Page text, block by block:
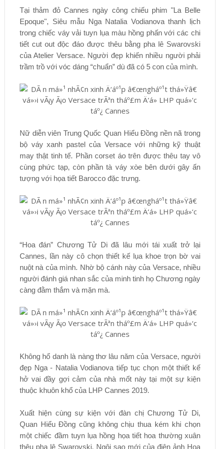
Tại thảm đỏ Cannes ngày công chiếu phim "La Belle
Epoque", Siêu mẫu Nga Natalia Vodianova thanh lịch
trong chiếc váy vải tuyn lụa màu hồng phấn với các chi
tiết cut out độc đáo được thêu bằng pha lê Swarovski
của Atelier Versace. Người đẹp khiến nhiều người phải
trầm trồ với vóc dáng “chuẩn” dù đã có 5 con của mình.
Nữ diễn viên Trung Quốc Quan Hiểu Đồng nền nã trong
bộ váy xanh pastel của Versace với những kỹ thuật
may thật tinh tế. Phần corset áo trên được thêu tay vô
cùng phức tạp, còn phần tà váy xòe bên dưới gây ấn
tượng với họa tiết Barocco đặc trưng.
“Hoa đán” Chương Tử Di đã lâu mới tái xuất trở lại
Cannes, lần này cô chọn thiết kế lụa khoe trọn bờ vai
nuột nà của mình. Nhờ bộ cánh này của Versace, nhiều
người đánh giá nhan sắc của minh tinh họ Chương ngày
càng đằm thắm và mặn mà.
Không hổ danh là nàng thơ lâu năm của Versace, người
đẹp Nga - Natalia Vodianova tiếp tục chọn một thiết kế
hở vai đầy gợi cảm của nhà mốt này tại một sự kiện
thuộc khuôn khổ của LHP Cannes 2019.
Xuất hiện cùng sự kiện với đàn chị Chương Tử Di,
Quan Hiểu Đồng cũng không chịu thua kém khi chọn
một chiếc đầm tuyn lụa hồng họa tiết hoa thường xuân
thêu pha lê Swarovski. Ngôi sao mới của điện ảnh Hoa